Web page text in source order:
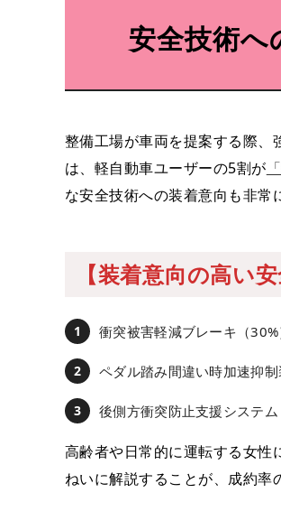
安全技術へ
整備工場が車両を提案する際、
は、軽自動車ユーザーの5割が
な安全技術への装着意向も非常
【装着意向の高い
衝突被害軽減ブレーキ（30%
ペダル踏み間違い時加速抑制
後側方衝突防止支援システム
高齢者や日常的に運転する女性
ねいに解説することが、成約率